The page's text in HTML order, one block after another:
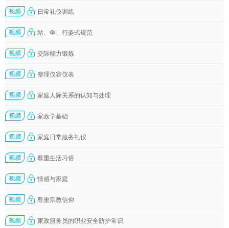
日常礼仪训练
站、坐、行姿式规范
交际能力锻炼
整理仪容仪表
家庭人际关系的认知与处理
家政学基础
家庭日常服务礼仪
尊重生活习俗
情感与家庭
尊重宗教信仰
家政服务员的职业安全防护常识